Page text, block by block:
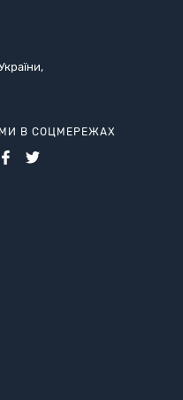
МИ В СОЦМЕРЕЖАХ